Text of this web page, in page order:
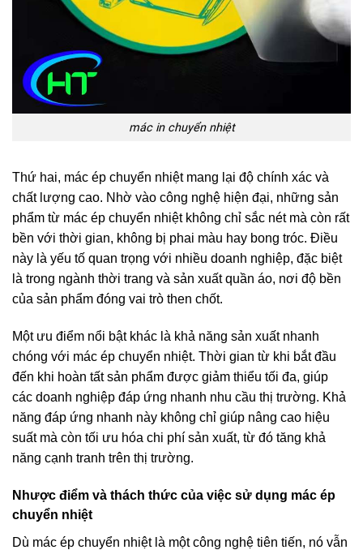
mác in chuyển nhiệt
Thứ hai, mác ép chuyển nhiệt mang lại độ chính xác và
chất lượng cao. Nhờ vào công nghệ hiện đại, những sản
phẩm từ mác ép chuyển nhiệt không chỉ sắc nét mà còn rất
bền với thời gian, không bị phai màu hay bong tróc. Điều
này là yếu tố quan trọng với nhiều doanh nghiệp, đặc biệt
là trong ngành thời trang và sản xuất quần áo, nơi độ bền
của sản phẩm đóng vai trò then chốt.
Một ưu điểm nổi bật khác là khả năng sản xuất nhanh
chóng với mác ép chuyển nhiệt. Thời gian từ khi bắt đầu
đến khi hoàn tất sản phẩm được giảm thiểu tối đa, giúp
các doanh nghiệp đáp ứng nhanh nhu cầu thị trường. Khả
năng đáp ứng nhanh này không chỉ giúp nâng cao hiệu
suất mà còn tối ưu hóa chi phí sản xuất, từ đó tăng khả
năng cạnh tranh trên thị trường.
Nhược điểm và thách thức của việc sử dụng mác ép
chuyển nhiệt
Dù mác ép chuyển nhiệt là một công nghệ tiên tiến, nó vẫn